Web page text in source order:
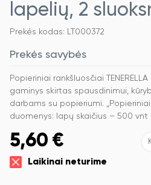
lapelių, 2
Prekės kodas: LT000372
Prekės savybės
Popieriniai rankšluosčiai
gaminys skirtas spausdinimui,
darbams su popieriumi. „Popieriniai
duomenys: lapų skaičius – 500 vnt
5,60 €
Laikinai neturime